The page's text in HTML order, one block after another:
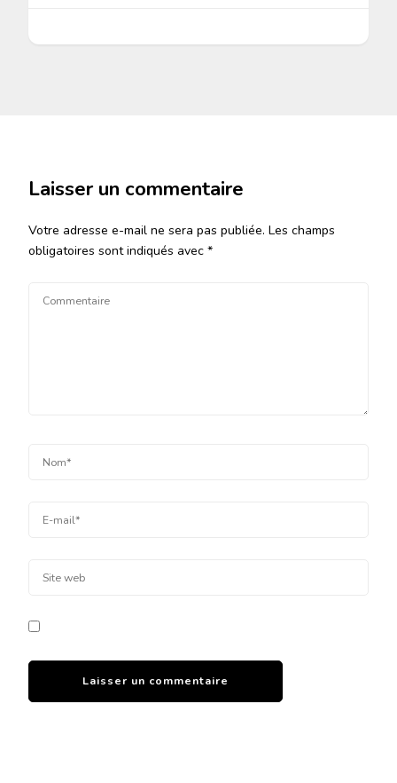
Laisser un commentaire
Votre adresse e-mail ne sera pas publiée. Les champs
obligatoires sont indiqués avec *